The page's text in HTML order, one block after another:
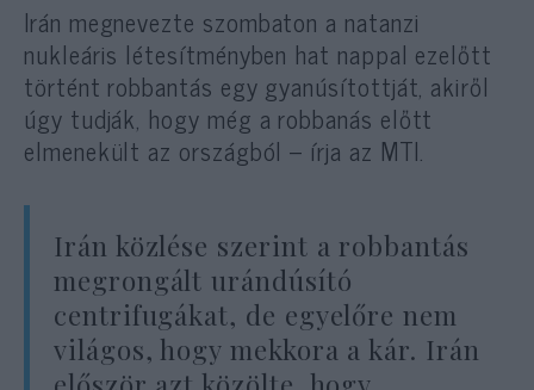
Irán megnevezte szombaton a natanzi
nukleáris létesítményben hat nappal ezelőtt
történt robbantás egy gyanúsítottját, akiről
úgy tudják, hogy még a robbanás előtt
elmenekült az országból – írja az MTI.
Irán közlése szerint a robbantás
megrongált urándúsító
centrifugákat, de egyelőre nem
világos, hogy mekkora a kár. Irán